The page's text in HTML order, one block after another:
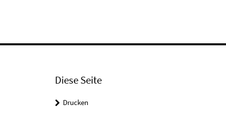
Diese Seite
Drucken